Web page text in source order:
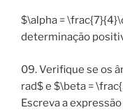
$\alpha =
determinação
09. Verifique se os
rad$ e $\beta =
Escreva a